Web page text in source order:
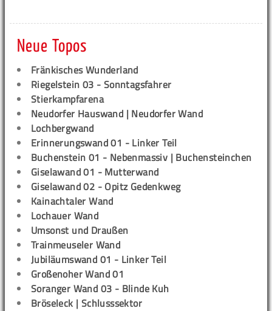
Neue Topos
Fränkisches Wunderland
Riegelstein 03 - Sonntagsfahrer
Stierkampfarena
Neudorfer Hauswand | Neudorfer Wand
Lochbergwand
Erinnerungswand 01 - Linker Teil
Buchenstein 01 - Nebenmassiv | Buchensteinchen
Giselawand 01 - Mutterwand
Giselawand 02 - Opitz Gedenkweg
Kainachtaler Wand
Lochauer Wand
Umsonst und Draußen
Trainmeuseler Wand
Jubiläumswand 01 - Linker Teil
Großenoher Wand 01
Soranger Wand 03 - Blinde Kuh
Bröseleck | Schlusssektor